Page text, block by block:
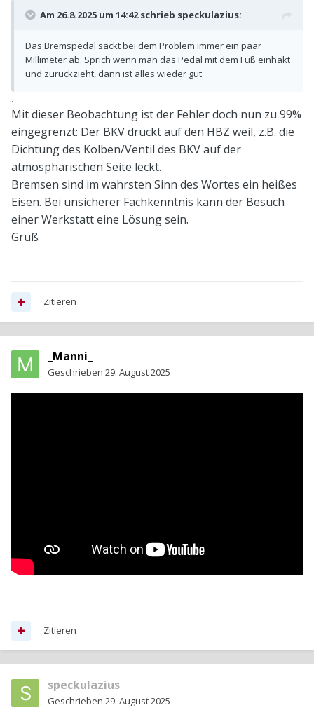
Am 26.8.2025 um 14:42 schrieb speckulazius:
Das Bremspedal sackt bei dem Problem immer ein paar
Millimeter ab. Sprich wenn man das Pedal mit dem Fuß einhakt
und zurückzieht, dann ist alles wieder gut
.
Mit dieser Beobachtung ist der Fehler doch nun zu 99%
eingegrenzt: Der BKV drückt auf den HBZ weil, z.B. die
Dichtung des Kolben/Ventil des BKV auf der
atmosphärischen Seite leckt.
Bremsen sind im wahrsten Sinn des Wortes ein heißes
Eisen. Bei unsicherer Fachkenntnis kann der Besuch
einer Werkstatt eine Lösung sein.
Gruß
Zitieren
_Manni_
Geschrieben 29. August 2025
Zitieren
speckulazius
Geschrieben 29. August 2025